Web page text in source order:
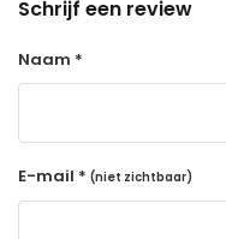
Schrijf een review
Naam *
E-mail * (niet zichtbaar)